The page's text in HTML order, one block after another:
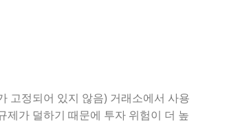
고정되어 있지 않음) 거래소에서 사용
가 덜하기 때문에 투자 위험이 더 높